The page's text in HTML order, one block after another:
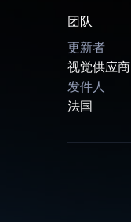
团队
更新者
视觉供应商
发件人
法国